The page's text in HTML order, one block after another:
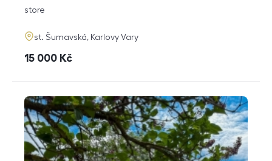
funkce
store
adresa
st. Šumavská, Karlovy Vary
cena
15 000 Kč